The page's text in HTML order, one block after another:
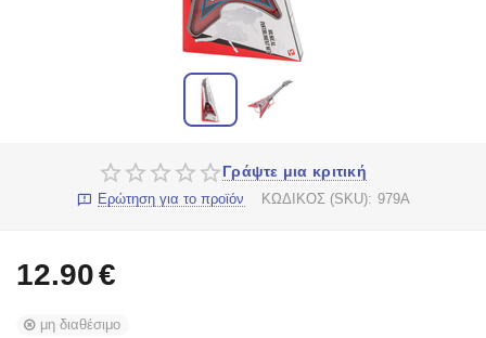
Γράψτε μια κριτική
Ερώτηση για το προϊόν ΚΩΔΙΚΟΣ (SKU): 979A
12.90€
μη διαθέσιμο